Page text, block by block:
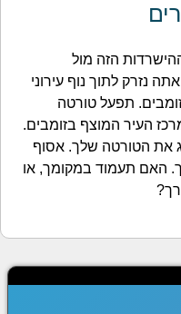
הזה מול
נזרק לתוך נוף עירוני
תפעל טורטה
העיר המוצף בזומבים.
את הטורטה שלך. אסוף
האם תעמוד במקומך, או